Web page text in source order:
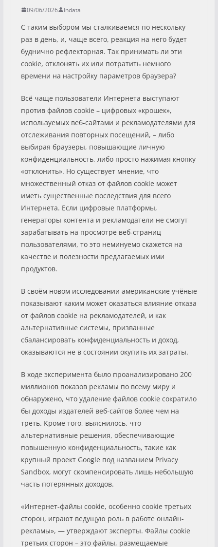
09/06/2026 Indata
С таким выбором мы сталкиваемся по нескольку
раз в день, и, чаще всего, реакция на него будет
буднично рефлекторная. Так принимать ли эти
cookie, отклонять их или потратить немного
времени на настройку параметров браузера?
Всё чаще пользователи Интернета выступают
против файлов cookie – цифровых «крошек»,
используемых веб-сайтами и рекламодателями для
отслеживания повторных посещений, – либо
выбирая браузеры, повышающие личную
конфиденциальность, либо просто нажимая кнопку
«отклонить». Но существует мнение, что
множественный отказ от файлов cookie может
иметь существенные последствия для всего
Интернета. Если цифровые платформы,
генераторы контента и рекламодатели не смогут
зарабатывать на просмотре веб-страниц
пользователями, то это неминуемо скажется на
качестве и полезности предлагаемых ими
продуктов.
В своём новом исследовании американские учёные
показывают каким может оказаться влияние отказа
от файлов cookie на рекламодателей, и как
альтернативные системы, призванные
сбалансировать конфиденциальность и доход,
оказываются не в состоянии окупить их затраты.
В ходе эксперимента было проанализировано 200
миллионов показов рекламы по всему миру и
обнаружено, что удаление файлов cookie сократило
бы доходы издателей веб-сайтов более чем на
треть. Кроме того, выяснилось, что
альтернативные решения, обеспечивающие
повышенную конфиденциальность, такие как
крупный проект Google под названием Privacy
Sandbox, могут скомпенсировать лишь небольшую
часть потерянных доходов.
«Интернет-файлы cookie, особенно cookie третьих
сторон, играют ведущую роль в работе онлайн-
рекламы», — утверждают эксперты. Файлы cookie
третьих сторон – это файлы, размещаемые